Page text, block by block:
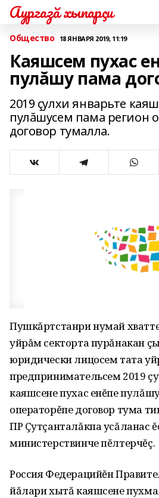
Аургазă хыпарçи
Общество 18 ЯНВАРЯ 2019, 11:19
Каяшсем пухас
пулăшу пама
2019 çулхи январьте
пулăшусем пама регион
договор тумалла.
Пушкăртстанри нумай
уйрăм секторта пурăнакан
юридически лицосем тата
предпринимательсем 2019
каяшсене пухас енĕпе
операторĕпе договор тума
ПР Çутçанталăкпа усăланас
министерствинче пĕлтерчĕç.
Россия Федерацийĕн
йăлари хытă каяшсене